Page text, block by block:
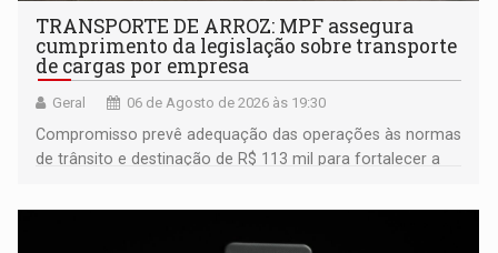
TRANSPORTE DE ARROZ: MPF assegura
cumprimento da legislação sobre transporte
de cargas por empresa
Geral 06 de Agosto de 2026 às 19:30
Compromisso prevê adequação das operações às normas
de trânsito e destinação de R$ 113 mil para fortalecer a